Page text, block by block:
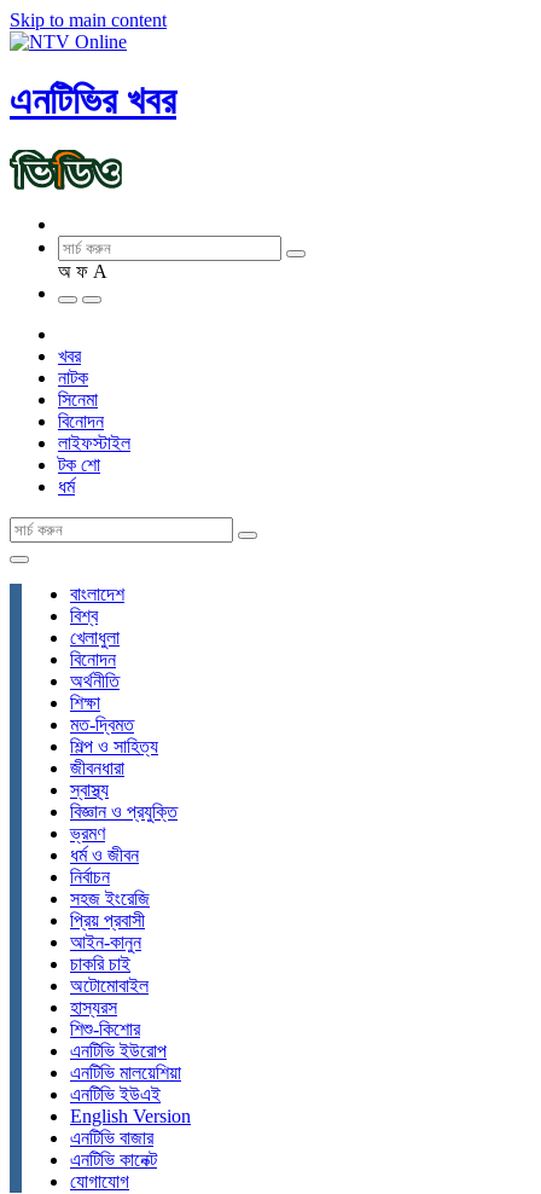
Skip to main content
এনটিভির খবর
অ ফ A
খবর
নাটক
সিনেমা
বিনোদন
লাইফস্টাইল
টক শো
ধর্ম
বাংলাদেশ
বিশ্ব
খেলাধুলা
বিনোদন
অর্থনীতি
শিক্ষা
মত-দ্বিমত
শিল্প ও সাহিত্য
জীবনধারা
স্বাস্থ্য
বিজ্ঞান ও প্রযুক্তি
ভ্রমণ
ধর্ম ও জীবন
নির্বাচন
সহজ ইংরেজি
প্রিয় প্রবাসী
আইন-কানুন
চাকরি চাই
অটোমোবাইল
হাস্যরস
শিশু-কিশোর
এনটিভি ইউরোপ
এনটিভি মালয়েশিয়া
এনটিভি ইউএই
English Version
এনটিভি বাজার
এনটিভি কানেক্ট
যোগাযোগ